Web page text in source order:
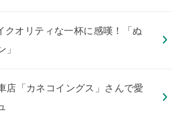
クオリティな一杯に感嘆！「ぬ
」
店「カネコイングス」さんで愛